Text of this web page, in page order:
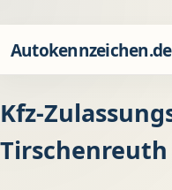
Autokennzeichen.de
Kfz-
Tirschenreuth